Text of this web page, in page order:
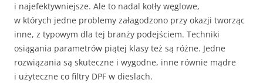
i najefektywniejsze. Ale to nadal kotły węglowe,
w których jedne problemy załagodzono przy okazji tworząc
inne, z typowym dla tej branży podejściem. Techniki
osiągania parametrów piątej klasy też są różne. Jedne
rozwiązania są skuteczne i wygodne, inne równie mądre
i użyteczne co filtry DPF w dieslach.